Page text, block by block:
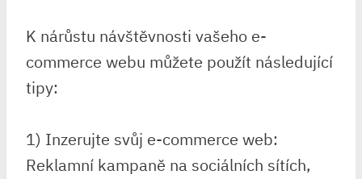
K nárůstu návštěvnosti vašeho e-
commerce webu můžete použít následující
tipy:
1) Inzerujte svůj e-commerce web:
Reklamní kampaně na sociálních sítích,